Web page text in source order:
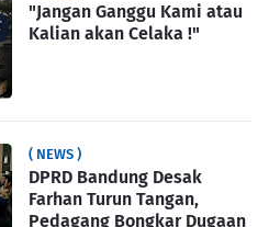
"Jangan Ganggu Kami atau
Kalian akan Celaka !"
( NEWS )
DPRD Bandung Desak
Farhan Turun Tangan,
Pedagang Bongkar Dugaan